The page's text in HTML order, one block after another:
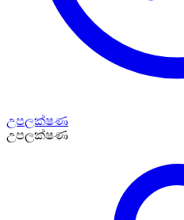
උපලක්ෂණ
උපලක්ෂණ